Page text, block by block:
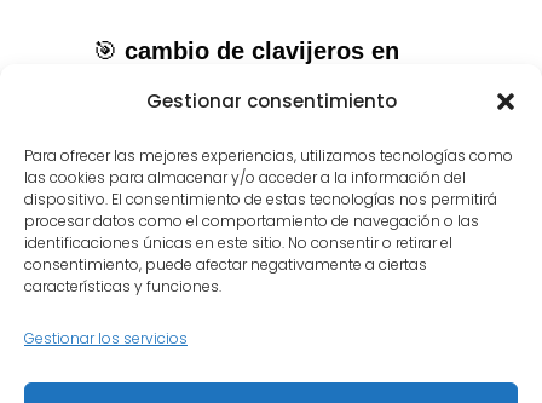
Gestionar consentimiento
Para ofrecer las mejores experiencias, utilizamos tecnologías como
las cookies para almacenar y/o acceder a la información del
dispositivo. El consentimiento de estas tecnologías nos permitirá
procesar datos como el comportamiento de navegación o las
identificaciones únicas en este sitio. No consentir o retirar el
consentimiento, puede afectar negativamente a ciertas
características y funciones.
Gestionar los servicios
🎯 cambio de clavijeros en
PRS en Alcorcón
: el servicio
que merece tu instrumento.
Inicio Quiénes somos